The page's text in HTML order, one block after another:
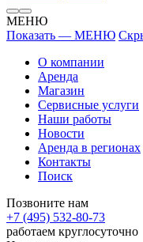
МЕНЮ
Показать — МЕНЮ
О компании
Аренда
Магазин
Сервисные услуги
Наши работы
Новости
Аренда в регионах
Контакты
Поиск
Позвоните нам
+7 (495) 532-80-73
работаем круглосуточно